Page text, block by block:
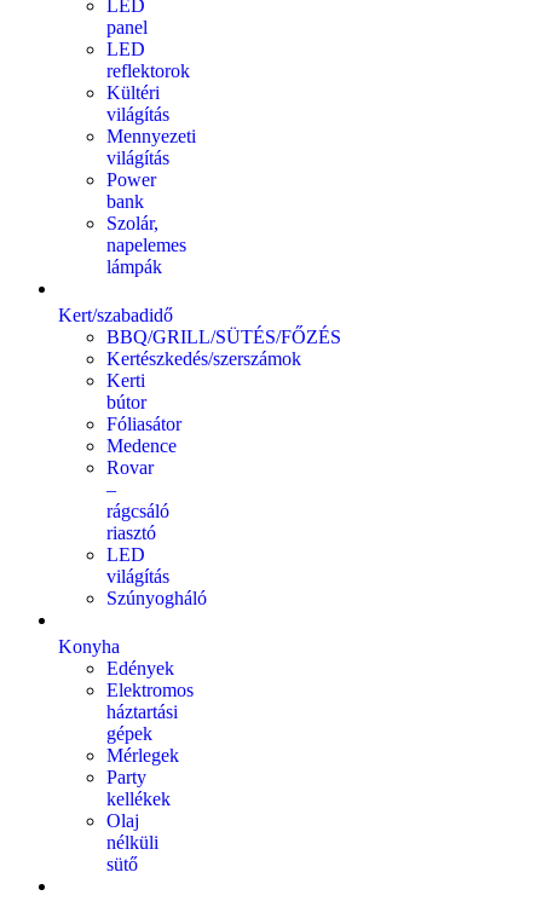
LED
panel
LED
reflektorok
Kültéri
világítás
Mennyezeti
világítás
Power
bank
Szolár,
napelemes
lámpák
Kert/szabadidő
BBQ/GRILL/SÜTÉS/FŐZÉS
Kertészkedés/szerszámok
Kerti
bútor
Fóliasátor
Medence
Rovar
–
rágcsáló
riasztó
LED
világítás
Szúnyogháló
Konyha
Edények
Elektromos
háztartási
gépek
Mérlegek
Party
kellékek
Olaj
nélküli
sütő